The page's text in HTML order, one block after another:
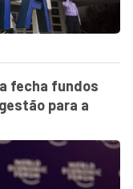
fecha fundos
para a